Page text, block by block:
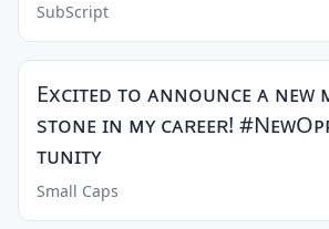
SubScript
Exᴄɪᴛᴇᴅ ᴛᴏ ᴀɴɴᴏᴜɴᴄᴇ ᴀ ɴᴇᴡ
sᴛᴏɴᴇ ɪɴ ᴍʏ ᴄᴀʀᴇᴇʀ!
ᴛᴜɴɪᴛʏ
Small Caps